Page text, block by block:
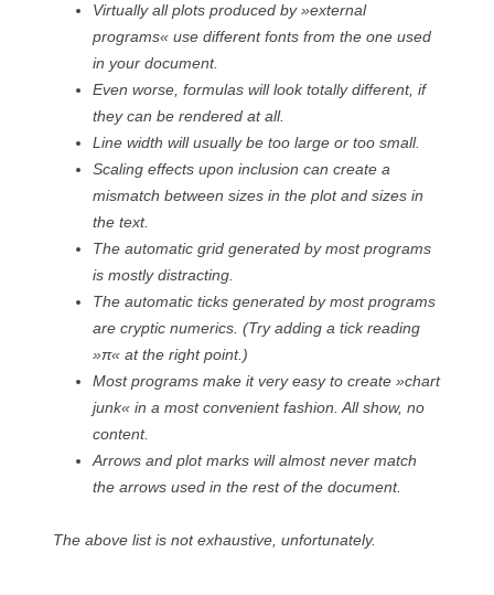
Virtually all plots produced by »external
programs« use different fonts from the one used
in your document.
Even worse, formulas will look totally different, if
they can be rendered at all.
Line width will usually be too large or too small.
Scaling effects upon inclusion can create a
mismatch between sizes in the plot and sizes in
the text.
The automatic grid generated by most programs
is mostly distracting.
The automatic ticks generated by most programs
are cryptic numerics. (Try adding a tick reading
»π« at the right point.)
Most programs make it very easy to create »chart
junk« in a most convenient fashion. All show, no
content.
Arrows and plot marks will almost never match
the arrows used in the rest of the document.
The above list is not exhaustive, unfortunately.